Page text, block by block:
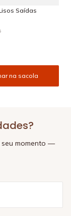
Saídas
na sacola
seu momento —